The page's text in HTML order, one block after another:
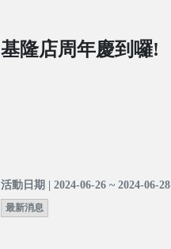
基隆店周年慶到囉!
活動日期 | 2024-06-26 ~ 2024-06-28
最新消息